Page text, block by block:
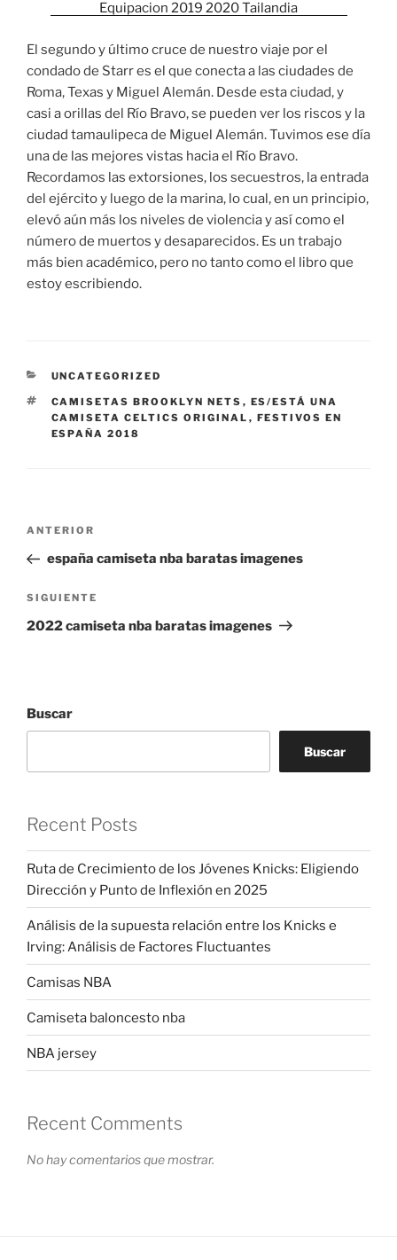
El segundo y último cruce de nuestro viaje por el
condado de Starr es el que conecta a las ciudades de
Roma, Texas y Miguel Alemán. Desde esta ciudad, y
casi a orillas del Río Bravo, se pueden ver los riscos y la
ciudad tamaulipeca de Miguel Alemán. Tuvimos ese día
una de las mejores vistas hacia el Río Bravo.
Recordamos las extorsiones, los secuestros, la entrada
del ejército y luego de la marina, lo cual, en un principio,
elevó aún más los niveles de violencia y así como el
número de muertos y desaparecidos. Es un trabajo
más bien académico, pero no tanto como el libro que
estoy escribiendo.
CATEGORÍAS
UNCATEGORIZED
ETIQUETAS
CAMISETAS BROOKLYN NETS , ES/ESTÁ UNA
CAMISETA CELTICS ORIGINAL , FESTIVOS EN
ESPAÑA 2018
Navegación
entradas
Entrada
anterior:
ANTERIOR
españa camiseta nba baratas imagenes
Siguiente
entrada
SIGUIENTE
2022 camiseta nba baratas imagenes
Buscar
Buscar
Recent Posts
Ruta de Crecimiento de los Jóvenes Knicks: Eligiendo
Dirección y Punto de Inflexión en 2025
Análisis de la supuesta relación entre los Knicks e
Irving: Análisis de Factores Fluctuantes
Camisas NBA
Camiseta baloncesto nba
NBA jersey
Recent Comments
No hay comentarios que mostrar.